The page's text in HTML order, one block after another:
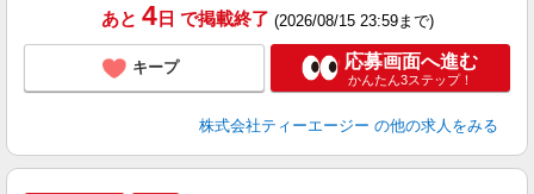
あと 4日 で掲載終了 (2026/08/15 23:59まで)
キープ 応募画面へ進む
かんたん3ステップ！
株式会社ティーエージー の他の求人をみる